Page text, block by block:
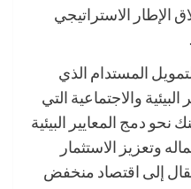
الإطار الاستراتيجي
المستدام الذي
والاجتماعية التي
نحو دمج المعايير البيئية
وتعزيز الاستثمار
إلى اقتصاد منخفض